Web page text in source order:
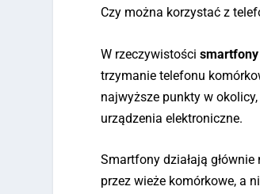
Czy można korzystać z
W rzeczywistości
trzymanie telefonu
najwyższe punkty w
urządzenia elektroniczne.
Smartfony działają
przez wieże komórkowe, a